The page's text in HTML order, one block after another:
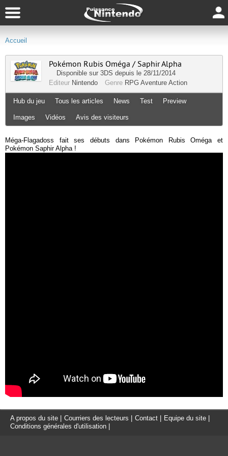
Accueil
Pokémon Rubis Oméga / Saphir Alpha
Disponible sur 3DS depuis le 28/11/2014
Editeur Nintendo Genre RPG Aventure Action
Hub du jeu Tous les articles News Test Preview
Images Vidéos Avis des visiteurs
Méga-Flagadoss fait ses débuts dans Pokémon Rubis Oméga et
Pokémon Saphir Alpha !
A propos du site Courriers des lecteurs Contact Equipe du site
Conditions générales d'utilisation